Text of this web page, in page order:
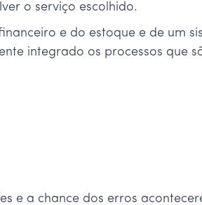
o serviço escolhido.
e do estoque e de um
integrado os processos que
e a chance dos erros